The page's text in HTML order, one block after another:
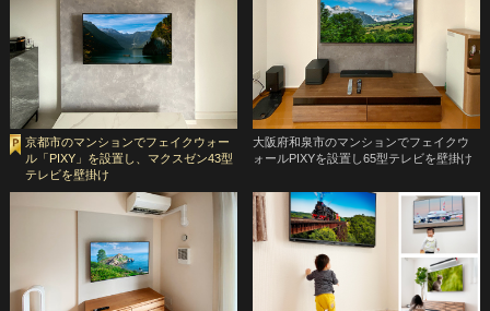
京都市のマンションでフェイクウォー
ル「PIXY」を設置し、マクスゼン43型
テレビを壁掛け
大阪府和泉市のマンションでフェイクウ
ォールPIXYを設置し65型テレビを壁掛け